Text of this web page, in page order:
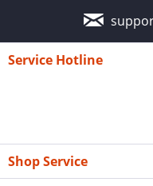
Service Hotline
Shop Service